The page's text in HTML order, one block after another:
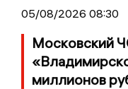
05/08/2026 08:30
Московский
миллионов